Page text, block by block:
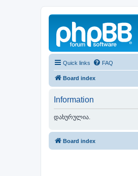
Quick links FAQ
Board index
Information
დახურულია.
Board index